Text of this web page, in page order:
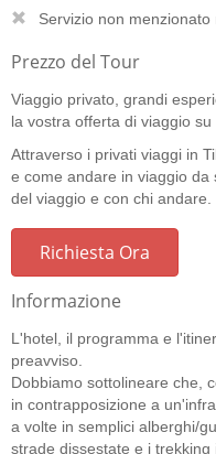
Servizio non menzionato
Prezzo del Tour
Viaggio privato, grandi
la vostra offerta di viaggio su
Attraverso i privati viaggi in
e come andare in viaggio
del viaggio e con chi andare.
Richiesta Ora
Informazione
L'hotel, il programma e
preavviso.
Dobbiamo sottolineare che,
in contrapposizione a
a volte in semplici alberghi/
strade dissestate e i